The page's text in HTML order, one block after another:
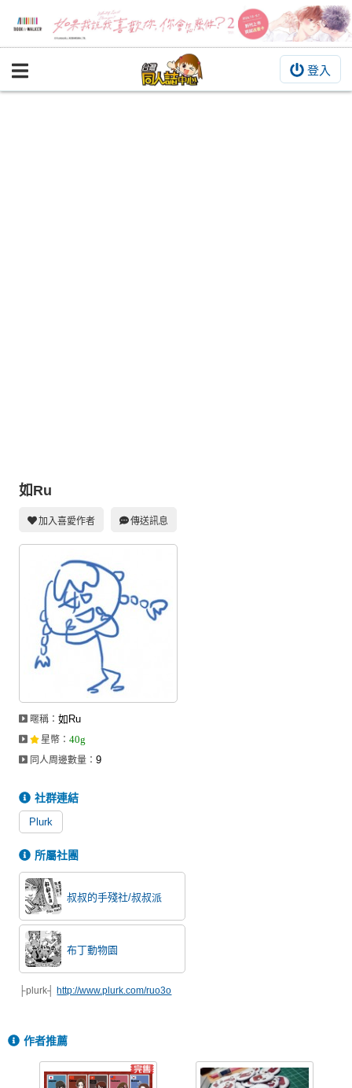
登入
BOOKY書集倉庫
攤位轉讓區
會員功能選單
會員中心
註冊會員
登入
如Ru
加入喜愛作者 傳送訊息
暱稱：如Ru
星幣 ：40g
同人周邊數量：9
社群連結
Plurk
所屬社團
叔叔的手殘社/叔叔派
布丁動物園
├plurk┤ http://www.plurk.com/ruo3o
作者推薦